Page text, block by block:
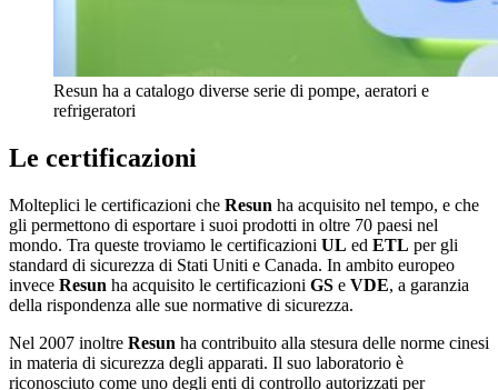
Resun ha a catalogo diverse serie di pompe, aeratori e
refrigeratori
Le certificazioni
Molteplici le certificazioni che Resun ha acquisito nel tempo, e che
gli permettono di esportare i suoi prodotti in oltre 70 paesi nel
mondo. Tra queste troviamo le certificazioni UL ed ETL per gli
standard di sicurezza di Stati Uniti e Canada. In ambito europeo
invece Resun ha acquisito le certificazioni GS e VDE, a garanzia
della rispondenza alle sue normative di sicurezza.
Nel 2007 inoltre Resun ha contribuito alla stesura delle norme cinesi
in materia di sicurezza degli apparati. Il suo laboratorio è
riconosciuto come uno degli enti di controllo autorizzati per